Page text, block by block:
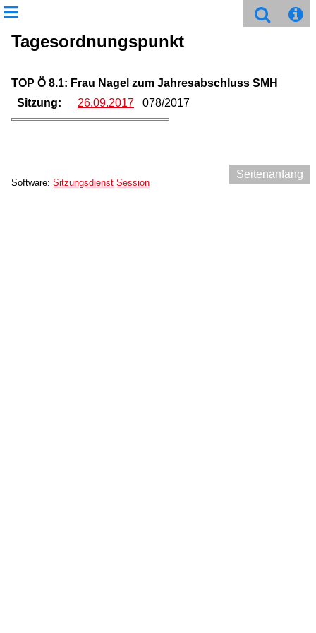
Tagesordnungspunkt
TOP Ö 8.1: Frau Nagel zum Jahresabschluss SMH
Sitzung:
26.09.2017 078/2017
Seitenanfang
Software: Sitzungsdienst Session